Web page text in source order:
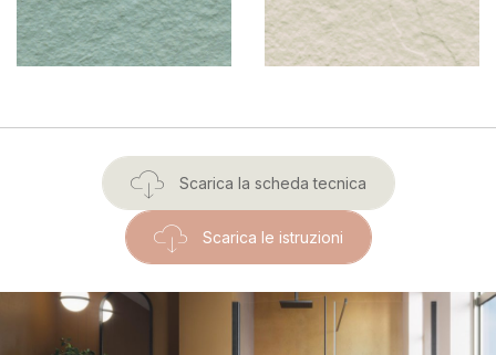
Scarica la scheda tecnica
Scarica le istruzioni